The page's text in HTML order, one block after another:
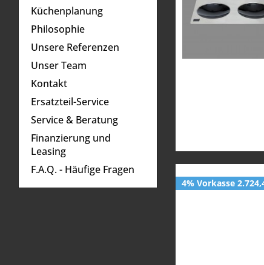
Küchenplanung
Philosophie
Unsere Referenzen
Unser Team
Kontakt
Ersatzteil-Service
Service & Beratung
Finanzierung und
Leasing
F.A.Q. - Häufige Fragen
4% Vorkasse